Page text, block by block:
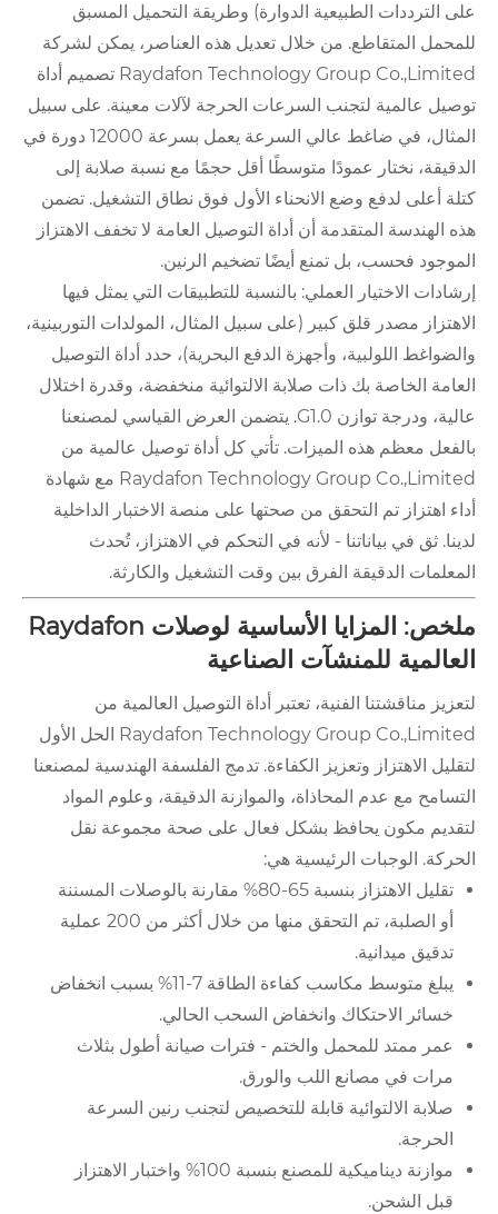
على الترددات الطبيعية الدوارة) وطريقة التحميل المسبق
للمحمل المتقاطع. من خلال تعديل هذه العناصر، يمكن لشركة
Raydafon Technology Group Co.,Limited تصميم أداة
توصيل عالمية لتجنب السرعات الحرجة لآلات معينة. على سبيل
المثال، في ضاغط عالي السرعة يعمل بسرعة 12000 دورة في
الدقيقة، نختار عمودًا متوسطًا أقل حجمًا مع نسبة صلابة إلى
كتلة أعلى لدفع وضع الانحناء الأول فوق نطاق التشغيل. تضمن
هذه الهندسة المتقدمة أن أداة التوصيل العامة لا تخفف الاهتزاز
الموجود فحسب، بل تمنع أيضًا تضخيم الرنين.
إرشادات الاختيار العملي: بالنسبة للتطبيقات التي يمثل فيها
الاهتزاز مصدر قلق كبير (على سبيل المثال، المولدات التوربينية،
والضواغط اللولبية، وأجهزة الدفع البحرية)، حدد أداة التوصيل
العامة الخاصة بك ذات صلابة الالتوائية منخفضة، وقدرة اختلال
عالية، ودرجة توازن G1.0. يتضمن العرض القياسي لمصنعنا
بالفعل معظم هذه الميزات. تأتي كل أداة توصيل عالمية من
Raydafon Technology Group Co.,Limited مع شهادة
أداء اهتزاز تم التحقق من صحتها على منصة الاختبار الداخلية
لدينا. ثق في بياناتنا - لأنه في التحكم في الاهتزاز، تُحدث
المعلمات الدقيقة الفرق بين وقت التشغيل والكارثة.
ملخص: المزايا الأساسية لوصلات Raydafon
العالمية للمنشآت الصناعية
لتعزيز مناقشتنا الفنية، تعتبر أداة التوصيل العالمية من
Raydafon Technology Group Co.,Limited الحل الأول
لتقليل الاهتزاز وتعزيز الكفاءة. تدمج الفلسفة الهندسية لمصنعنا
التسامح مع عدم المحاذاة، والموازنة الدقيقة، وعلوم المواد
لتقديم مكون يحافظ بشكل فعال على صحة مجموعة نقل
الحركة. الوجبات الرئيسية هي:
تقليل الاهتزاز بنسبة 65-80% مقارنة بالوصلات المسننة
أو الصلبة، تم التحقق منها من خلال أكثر من 200 عملية
تدقيق ميدانية.
يبلغ متوسط ​​مكاسب كفاءة الطاقة 7-11% بسبب انخفاض
خسائر الاحتكاك وانخفاض السحب الحالي.
عمر ممتد للمحمل والختم - فترات صيانة أطول بثلاث
مرات في مصانع اللب والورق.
صلابة الالتوائية قابلة للتخصيص لتجنب رنين السرعة
الحرجة.
موازنة ديناميكية للمصنع بنسبة 100% واختبار الاهتزاز
قبل الشحن.